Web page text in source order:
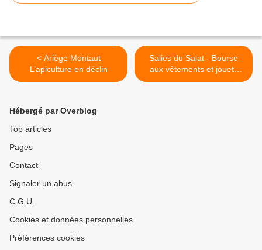
< Ariège Montaut
L’apiculture en déclin
Salies du Salat - Bourse
aux vêtements et jouets
d'enfants >
Hébergé par Overblog
Top articles
Pages
Contact
Signaler un abus
C.G.U.
Cookies et données personnelles
Préférences cookies